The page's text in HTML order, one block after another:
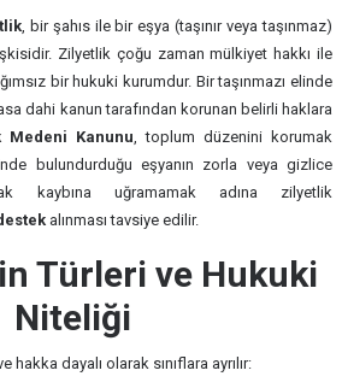
, bir şahıs ile bir eşya (taşınır veya taşınmaz)
Zilyetlik çoğu zaman mülkiyet hakkı ile
bir hukuki kurumdur. Bir taşınmazı elinde
dahi kanun tarafından korunan belirli haklara
Medeni Kanunu, toplum düzenini korumak
bulundurduğu eşyanın zorla veya gizlice
kaybına uğramamak adına zilyetlik
alınması tavsiye edilir.
Türleri ve Hukuki
Niteliği
hakka dayalı olarak sınıflara ayrılır: